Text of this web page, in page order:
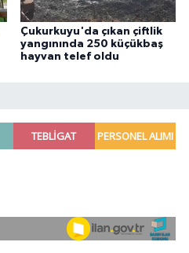
Çukurkuyu'da çıkan çiftlik
yangınında 250 küçükbaş
hayvan telef oldu